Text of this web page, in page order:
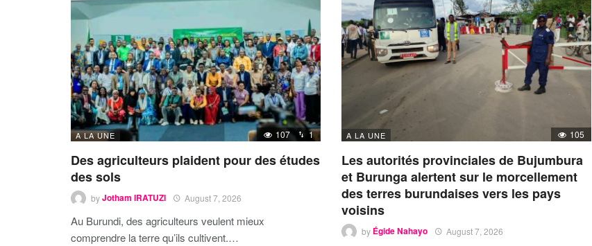
A LA UNE 107 1
Des agriculteurs plaident pour des études
des sols
byJotham IRATUZI August 7, 2026
Au Burundi, des agriculteurs veulent mieux
comprendre la terre qu’ils cultivent.…
A LA UNE 105
Les autorités provinciales de Bujumbura
et Burunga alertent sur le morcellement
des terres burundaises vers les pays
voisins
by Égide Nahayo August 7, 2026